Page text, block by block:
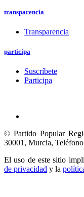
transparencia
Transparencia
participa
Suscríbete
Participa
© Partido Popular
30001, Murcia,
El uso de este sitio
de privacidad y la